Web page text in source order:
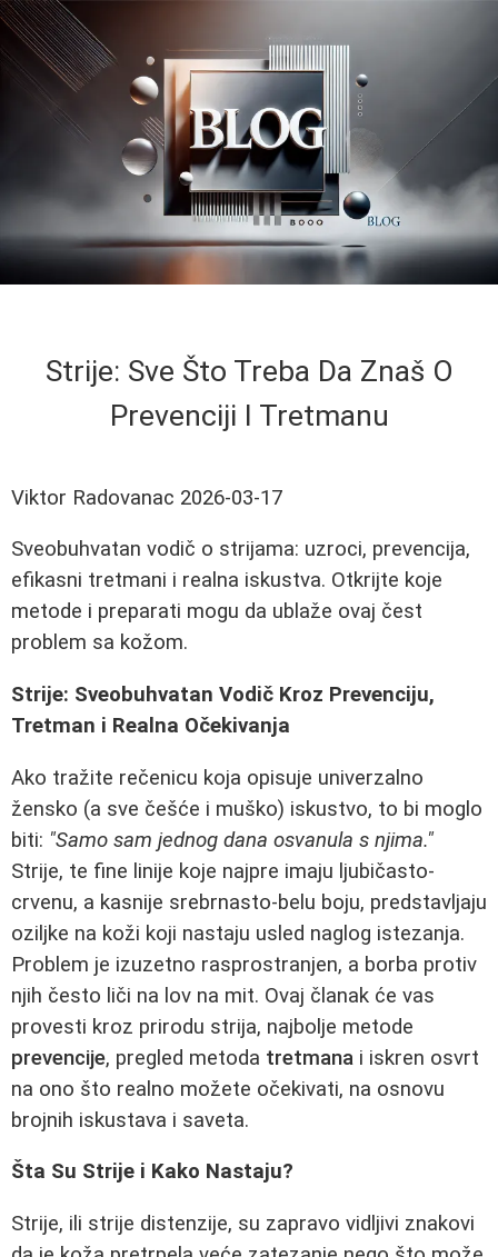
Strije: Sve Što Treba Da Znaš O
Prevenciji I Tretmanu
Viktor Radovanac 2026-03-17
Sveobuhvatan vodič o strijama: uzroci, prevencija,
efikasni tretmani i realna iskustva. Otkrijte koje
metode i preparati mogu da ublaže ovaj čest
problem sa kožom.
Strije: Sveobuhvatan Vodič Kroz Prevenciju,
Tretman i Realna Očekivanja
Ako tražite rečenicu koja opisuje univerzalno
žensko (a sve češće i muško) iskustvo, to bi moglo
biti: "Samo sam jednog dana osvanula s njima."
Strije, te fine linije koje najpre imaju ljubičasto-
crvenu, a kasnije srebrnasto-belu boju, predstavljaju
oziljke na koži koji nastaju usled naglog istezanja.
Problem je izuzetno rasprostranjen, a borba protiv
njih često liči na lov na mit. Ovaj članak će vas
provesti kroz prirodu strija, najbolje metode
prevencije, pregled metoda tretmana i iskren osvrt
na ono što realno možete očekivati, na osnovu
brojnih iskustava i saveta.
Šta Su Strije i Kako Nastaju?
Strije, ili strije distenzije, su zapravo vidljivi znakovi